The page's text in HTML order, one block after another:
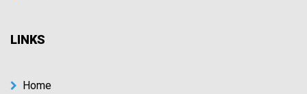
LINKS
Home